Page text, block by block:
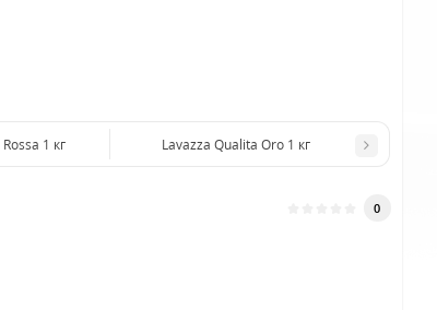
Lavazza Qualita Rossa 1 кг Lavazza Qualita Oro 1 кг
0